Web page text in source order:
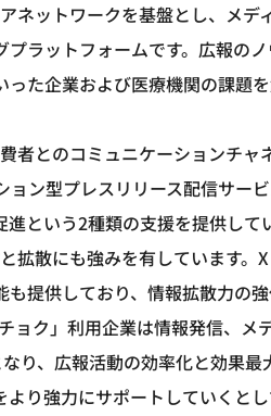
ネットワークを基盤とし、メ
ラットフォームです。広報の
た企業および医療機関の課題
者とのコミュニケーションチ
ン型プレスリリース配信サー
という2種類の支援を提供して
拡散にも強みを有しています
提供しており、情報拡散力の強
ョク」利用企業は情報発信、
り、広報活動の効率化と効果
り強力にサポートしていくとし